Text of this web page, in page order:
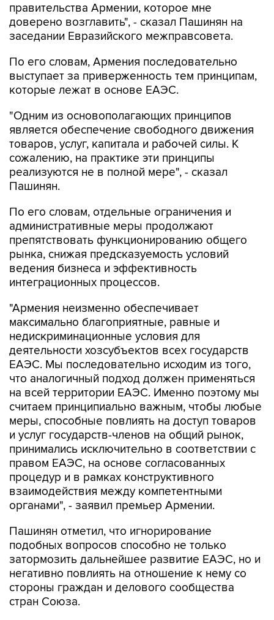
правительства Армении, которое мне
доверено возглавить", - сказал Пашинян на
заседании Евразийского межправсовета.
По его словам, Армения последовательно
выступает за приверженность тем принципам,
которые лежат в основе ЕАЭС.
"Одним из основополагающих принципов
является обеспечение свободного движения
товаров, услуг, капитала и рабочей силы. К
сожалению, на практике эти принципы
реализуются не в полной мере", - сказал
Пашинян.
По его словам, отдельные ограничения и
административные меры продолжают
препятствовать функционированию общего
рынка, снижая предсказуемость условий
ведения бизнеса и эффективность
интеграционных процессов.
"Армения неизменно обеспечивает
максимально благоприятные, равные и
недискриминационные условия для
деятельности хозсубъектов всех государств
ЕАЭС. Мы последовательно исходим из того,
что аналогичный подход должен применяться
на всей территории ЕАЭС. Именно поэтому мы
считаем принципиально важным, чтобы любые
меры, способные повлиять на доступ товаров
и услуг государств-членов на общий рынок,
принимались исключительно в соответствии с
правом ЕАЭС, на основе согласованных
процедур и в рамках конструктивного
взаимодействия между компетентными
органами", - заявил премьер Армении.
Пашинян отметил, что игнорирование
подобных вопросов способно не только
затормозить дальнейшее развитие ЕАЭС, но и
негативно повлиять на отношение к нему со
стороны граждан и делового сообщества
стран Союза.